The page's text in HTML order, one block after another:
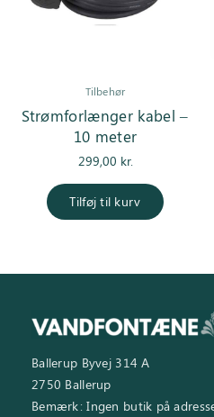
Tilbehør
Strømforlænger kabel –
10 meter
299,00 kr.
Tilføj til kurv
Ballerup Byvej 314 A
2750 Ballerup
Bemærk: Ingen butik på